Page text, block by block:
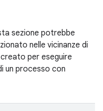
sezione potrebbe
nelle vicinanze di
per eseguire
un processo con